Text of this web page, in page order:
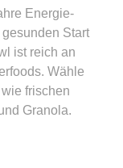
Energie-
Start
ist reich an
Wähle
frischen
Granola.